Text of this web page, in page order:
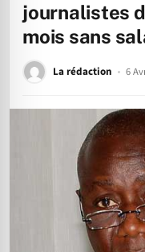
journalistes
mois sans
La rédaction 6